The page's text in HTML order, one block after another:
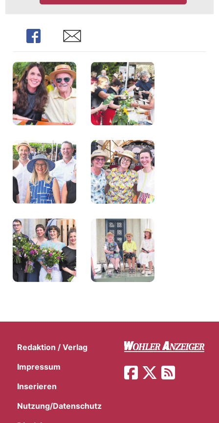
Share Share
Redaktion / Verlag
Impressum
Inserieren
Nutzung/Datenschutz